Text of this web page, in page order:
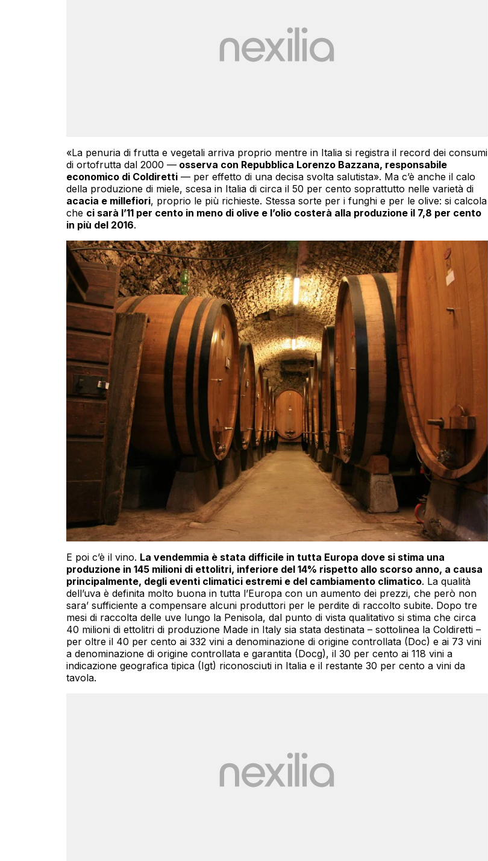
«La penuria di frutta e vegetali arriva proprio mentre in Italia si registra il record dei consumi
di ortofrutta dal 2000 —osserva con Repubblica Lorenzo Bazzana, responsabile
economico di Coldiretti— per effetto di una decisa svolta salutista». Ma c’è anche il calo
della produzione di miele, scesa in Italia di circa il 50 per cento soprattutto nelle varietà di
acacia e millefiori, proprio le più richieste. Stessa sorte per i funghi e per le olive: si calcola
che ci sarà l’11 per cento in meno di olive e l’olio costerà alla produzione il 7,8 per cento
in più del 2016.
E poi c’è il vino. La vendemmia è stata difficile in tutta Europa dove si stima una
produzione in 145 milioni di ettolitri, inferiore del 14% rispetto allo scorso anno, a causa
principalmente, degli eventi climatici estremi e del cambiamento climatico. La qualità
dell’uva è definita molto buona in tutta l’Europa con un aumento dei prezzi, che però non
sara’ sufficiente a compensare alcuni produttori per le perdite di raccolto subite. Dopo tre
mesi di raccolta delle uve lungo la Penisola, dal punto di vista qualitativo si stima che circa
40 milioni di ettolitri di produzione Made in Italy sia stata destinata – sottolinea la Coldiretti –
per oltre il 40 per cento ai 332 vini a denominazione di origine controllata (Doc) e ai 73 vini
a denominazione di origine controllata e garantita (Docg), il 30 per cento ai 118 vini a
indicazione geografica tipica (Igt) riconosciuti in Italia e il restante 30 per cento a vini da
tavola.